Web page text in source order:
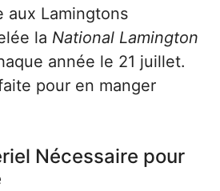
aux Lamingtons
la National Lamington
année le 21 juillet.
pour en manger
Nécessaire pour